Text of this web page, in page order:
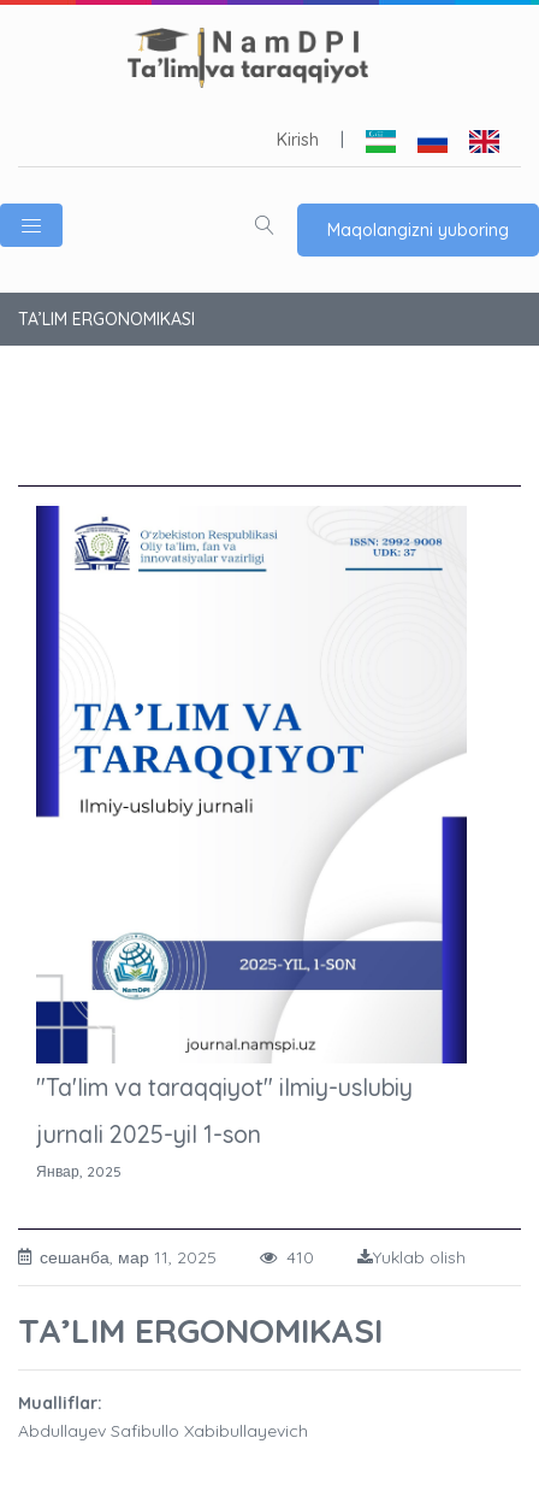
Kirish
Maqolangizni yuboring
TA’LIM ERGONOMIKASI
"Ta'lim va taraqqiyot" ilmiy-uslubiy
jurnali 2025-yil 1-son
Январ, 2025
сешанба, мар 11, 2025 410 Yuklab olish
TA’LIM ERGONOMIKASI
Mualliflar:
Abdullayev Safibullo Xabibullayevich